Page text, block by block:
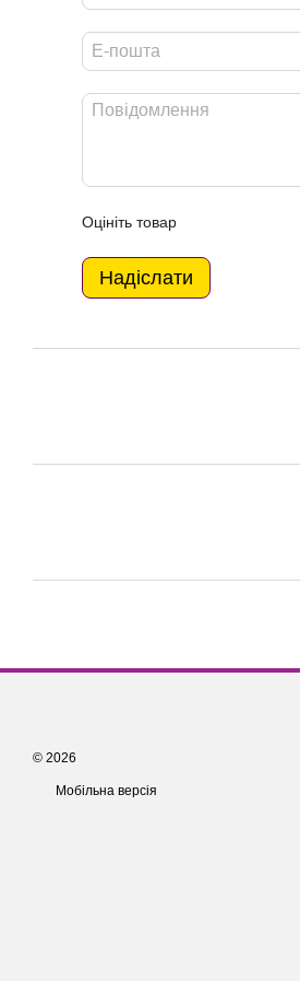
Оцініть товар
Надіслати
© 2026
Мобільна версія